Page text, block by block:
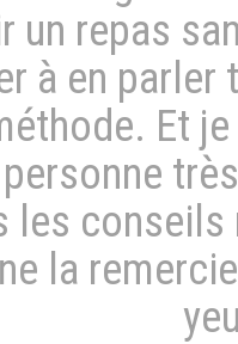
un repas
à en
Et
les conseils
la